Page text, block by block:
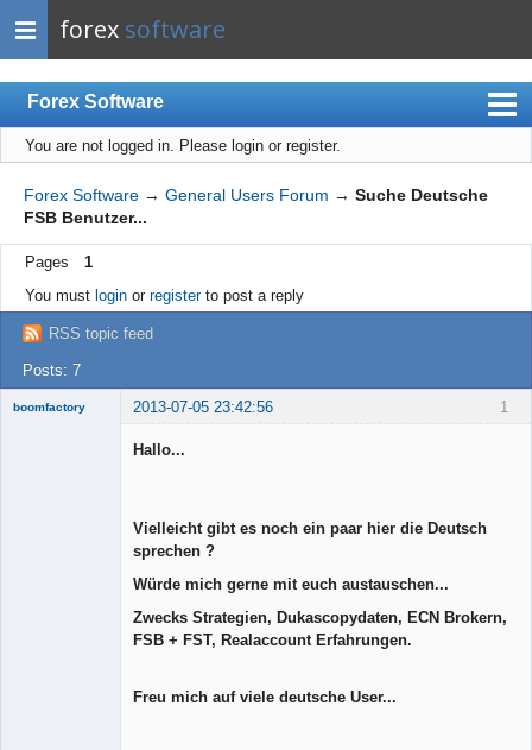
forex software
Forex Software
Index
Mobile
User list
Rules
Register
Login
You are not logged in. Please login or register.
Forex Software → General Users Forum → Suche Deutsche
FSB Benutzer...
Pages
1
You must loginor registerto post a reply
RSS topic feed
Posts: 7
1
boomfactory 2013-07-05 23:42:56
Hallo...
Vielleicht gibt es noch ein paar hier die Deutsch
sprechen ?
Würde mich gerne mit euch austauschen...
Zwecks Strategien, Dukascopydaten, ECN Brokern,
FSB + FST, Realaccount Erfahrungen.
Freu mich auf viele deutsche User...